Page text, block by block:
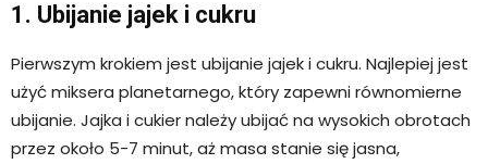
1. Ubijanie jajek i cukru
Pierwszym krokiem jest ubijanie jajek i cukru. Najlepiej jest
użyć miksera planetarnego, który zapewni równomierne
ubijanie. Jajka i cukier należy ubijać na wysokich obrotach
przez około 5-7 minut, aż masa stanie się jasna,